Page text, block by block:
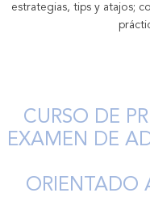
estrategias, tips y atajos;
CURSO DE
EXAMEN DE
ORIENTADO